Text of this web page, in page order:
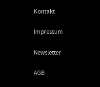
Kontakt
Impressum
Newsletter
AGB